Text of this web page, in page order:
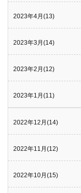
2023年4月(13)
2023年3月(14)
2023年2月(12)
2023年1月(11)
2022年12月(14)
2022年11月(12)
2022年10月(15)